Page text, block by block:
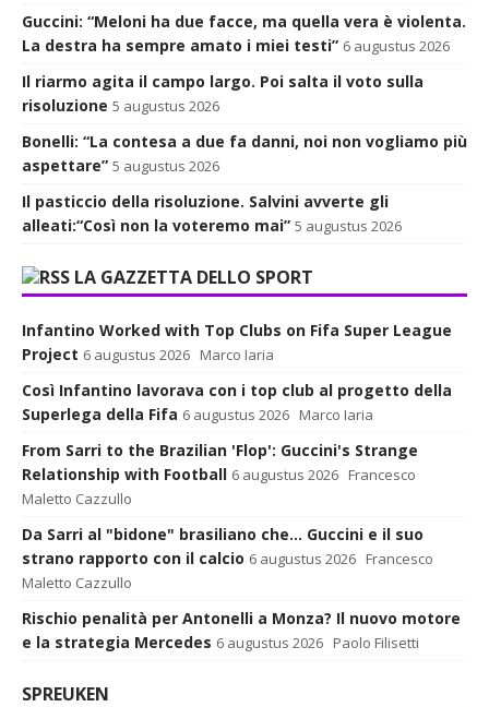
Guccini: “Meloni ha due facce, ma quella vera è violenta.
La destra ha sempre amato i miei testi” 6 augustus 2026
Il riarmo agita il campo largo. Poi salta il voto sulla
risoluzione 5 augustus 2026
Bonelli: “La contesa a due fa danni, noi non vogliamo più
aspettare” 5 augustus 2026
Il pasticcio della risoluzione. Salvini avverte gli
alleati:“Così non la voteremo mai” 5 augustus 2026
LA GAZZETTA DELLO SPORT
Infantino Worked with Top Clubs on Fifa Super League
Project 6 augustus 2026 Marco Iaria
Così Infantino lavorava con i top club al progetto della
Superlega della Fifa 6 augustus 2026 Marco Iaria
From Sarri to the Brazilian 'Flop': Guccini's Strange
Relationship with Football 6 augustus 2026 Francesco
Maletto Cazzullo
Da Sarri al "bidone" brasiliano che... Guccini e il suo
strano rapporto con il calcio 6 augustus 2026 Francesco
Maletto Cazzullo
Rischio penalità per Antonelli a Monza? Il nuovo motore
e la strategia Mercedes 6 augustus 2026 Paolo Filisetti
SPREUKEN